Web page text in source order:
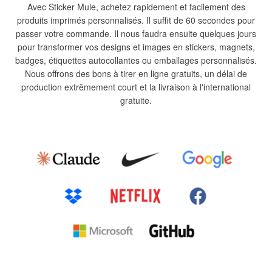
Avec Sticker Mule, achetez rapidement et facilement des
produits imprimés personnalisés. Il suffit de 60 secondes pour
passer votre commande. Il nous faudra ensuite quelques jours
pour transformer vos designs et images en stickers, magnets,
badges, étiquettes autocollantes ou emballages personnalisés.
Nous offrons des bons à tirer en ligne gratuits, un délai de
production extrêmement court et la livraison à l'international
gratuite.